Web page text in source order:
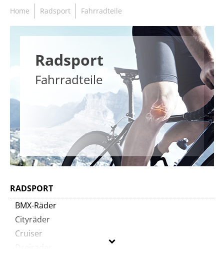
Home Radsport Fahrradteile
Radsport
Fahrradteile
RADSPORT
BMX-Räder
Cityräder
Cruiser